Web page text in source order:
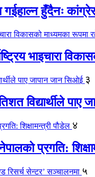
हुँदैनः
भाइचारा
३
विद्यार्थीले पाए
४
प्रगति:
५